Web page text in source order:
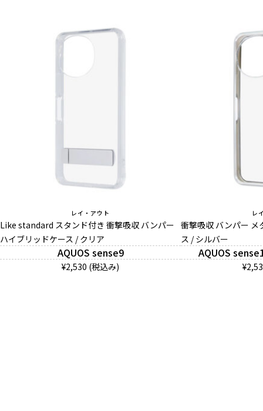
レイ・アウト
Like standard スタンド付き 衝撃吸収 バンパー
ハイブリッドケース / クリア
AQUOS sense9
¥2,530 (税込み)
レ
衝撃吸収 バンパー メ
ス / シルバー
AQUOS